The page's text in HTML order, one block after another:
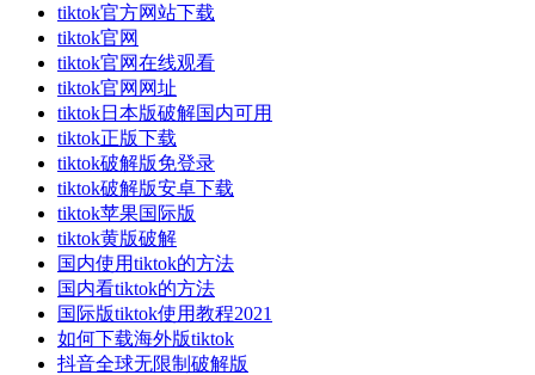
tiktok官方网站下载
tiktok官网
tiktok官网在线观看
tiktok官网网址
tiktok日本版破解国内可用
tiktok正版下载
tiktok破解版免登录
tiktok破解版安卓下载
tiktok苹果国际版
tiktok黄版破解
国内使用tiktok的方法
国内看tiktok的方法
国际版tiktok使用教程2021
如何下载海外版tiktok
抖音全球无限制破解版